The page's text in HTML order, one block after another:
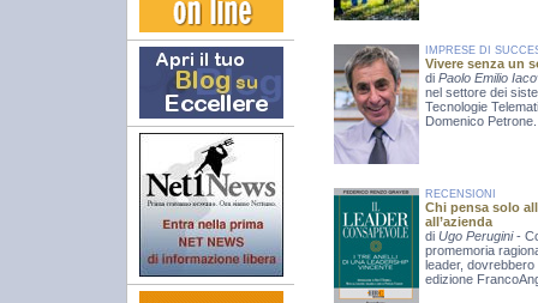
IMPRESE DI
Vivere senza un
di Paolo Emilio
nel settore dei
Tecnologie
Domenico Petrone.
RECENSIONI
Chi pensa solo
all’azienda
di Ugo Perugini-
promemoria
leader,
edizione